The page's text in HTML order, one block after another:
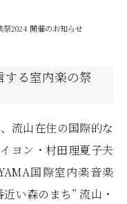
2024 開催のお知らせ
る室内楽の祭
流山在住の国際的な
ヨン・村田理夏子夫
国際室内楽音楽
い森のまち” 流山・